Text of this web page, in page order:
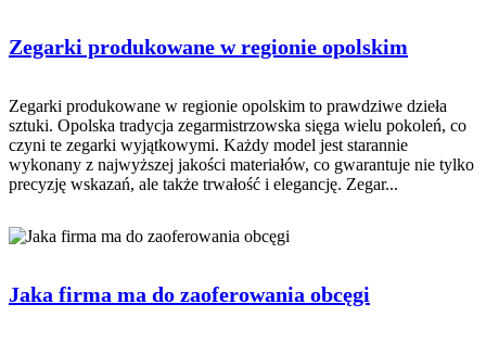
Zegarki produkowane w regionie opolskim
Zegarki produkowane w regionie opolskim to prawdziwe dzieła
sztuki. Opolska tradycja zegarmistrzowska sięga wielu pokoleń, co
czyni te zegarki wyjątkowymi. Każdy model jest starannie
wykonany z najwyższej jakości materiałów, co gwarantuje nie tylko
precyzję wskazań, ale także trwałość i elegancję. Zegar...
Jaka firma ma do zaoferowania obcęgi